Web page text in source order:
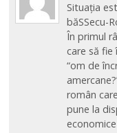
Situația
băSSecu-
În primul
care să fie
“om de
român
pune la